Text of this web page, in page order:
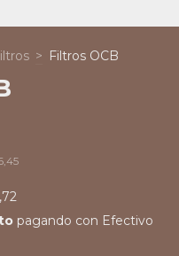
> Filtros OCB
pagando con Efectivo